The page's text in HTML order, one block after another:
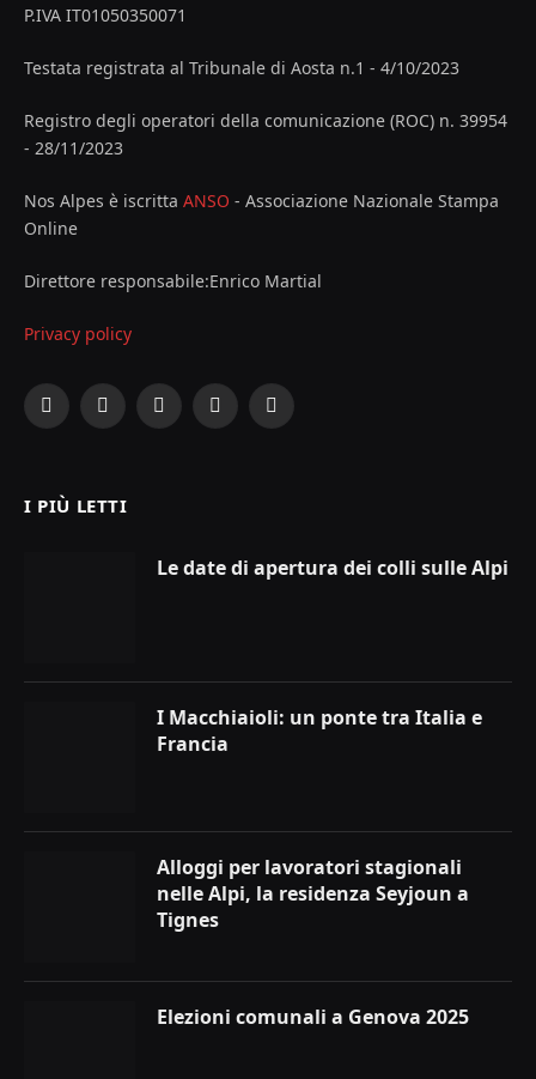
P.IVA IT01050350071
Testata registrata al Tribunale di Aosta n.1 - 4/10/2023
Registro degli operatori della comunicazione (ROC) n. 39954
- 28/11/2023
Nos Alpes è iscritta ANSO - Associazione Nazionale Stampa
Online
Direttore responsabile:Enrico Martial
Privacy policy
Facebook
X
InstagramYouTubeLinkedIn
I PIÙ LETTI
Le date di apertura dei colli sulle Alpi
I Macchiaioli: un ponte tra Italia e
Francia
Alloggi per lavoratori stagionali
nelle Alpi, la residenza Seyjoun a
Tignes
Elezioni comunali a Genova 2025